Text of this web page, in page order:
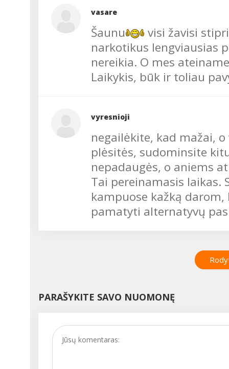
vasare
Šaunu
visi žavisi
narkotikus lengviausias
nereikia. O mes
Laikykis, būk ir toliau
vyresnioji
negailėkite, kad mažai,
plėsitės, sudominsite
nepadaugės, o aniems
Tai pereinamasis laikas.
kampuose kažką
pamatyti alternatyvų
PARAŠYKITE SAVO NUOMONĘ